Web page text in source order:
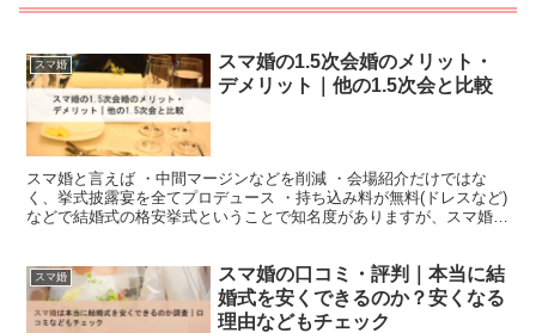
スマ婚
スマ婚の1.5次会婚のメリット・
デメリット｜他の1.5次会と比較
スマ婚と言えば ・中間マージンなどを削減 ・会場紹介だけではな
く、挙式披露宴を全てプロデュース ・持ち込み料が無料(ドレスなど)
などで結婚式の格安挙式ということで知名度がありますが、スマ婚の
スマ婚
スマ婚の口コミ・評判｜本当に結
婚式を安くできるのか？安くなる
理由などもチェック